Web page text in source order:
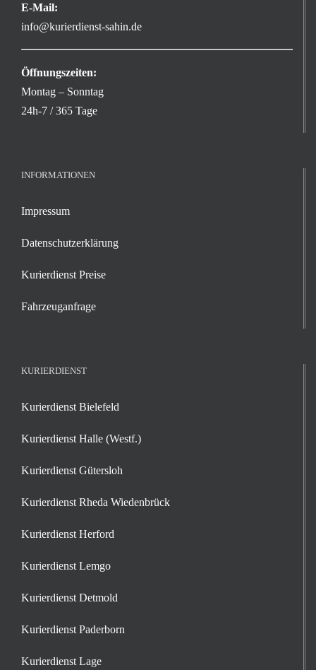
E-Mail:
info@kurierdienst-sahin.de
Öffnungszeiten:
Montag – Sonntag
24h-7 / 365 Tage
INFORMATIONEN
Impressum
Datenschutzerklärung
Kurierdienst Preise
Fahrzeuganfrage
KURIERDIENST
Kurierdienst Bielefeld
Kurierdienst Halle (Westf.)
Kurierdienst Gütersloh
Kurierdienst Rheda Wiedenbrück
Kurierdienst Herford
Kurierdienst Lemgo
Kurierdienst Detmold
Kurierdienst Paderborn
Kurierdienst Lage